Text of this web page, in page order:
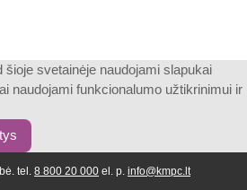
šioje svetainėje naudojami slapukai
naudojami funkcionalumo užtikrinimui ir
tel. 8 800 20 000 el. p. info@kmpc.lt